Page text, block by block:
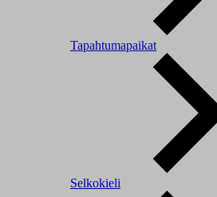
Tapahtumapaikat
Selkokieli